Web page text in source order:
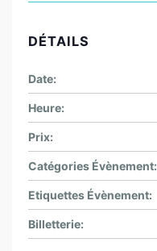
DÉTAILS
Date:
Heure:
Prix:
Catégories Évènement:
Etiquettes Évènement:
Billetterie: